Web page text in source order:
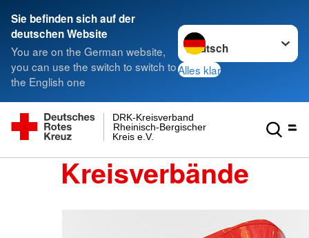
Sie befinden sich auf der
deutschen Website
You are on the German website,
you can use the switch to switch to
the English one
Sprache wechseln zu
Alles klar
Kreis e.V.
Rheinisch-Bergischer
DRK-Kreisverband
Kreisverbände